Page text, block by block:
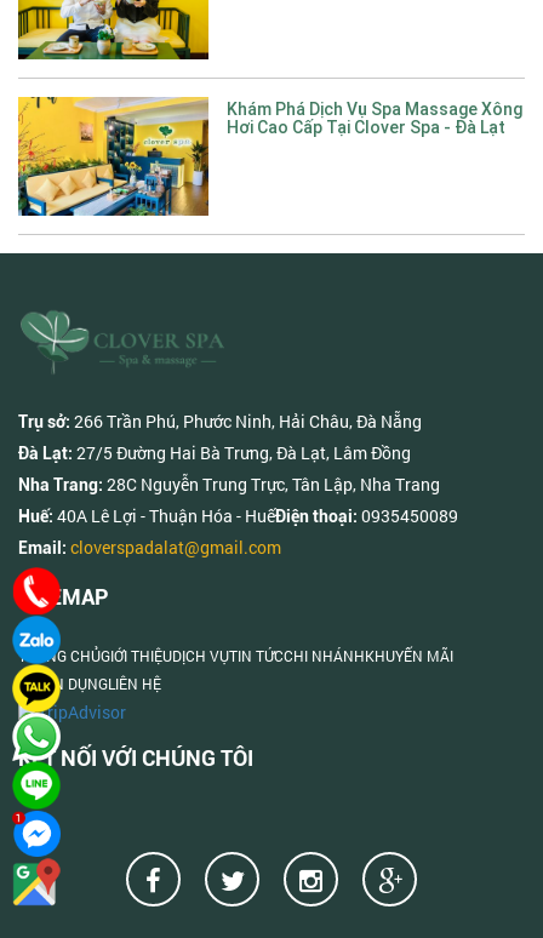
Khám Phá Dịch Vụ Spa Massage Xông
Hơi Cao Cấp Tại Clover Spa - Đà Lạt
Trụ sở: 266 Trần Phú, Phước Ninh, Hải Châu, Đà Nẵng
Đà Lạt: 27/5 Đường Hai Bà Trưng, Đà Lạt, Lâm Đồng
Nha Trang: 28C Nguyễn Trung Trực, Tân Lập, Nha Trang
Huế: 40A Lê Lợi - Thuận Hóa - HuếĐiện thoại: 0935450089
Email: cloverspadalat@gmail.com
SITEMAP
TRANG CHỦGIỚI THIỆUDỊCH VỤTIN TỨCCHI NHÁNHKHUYẾN MÃI
TUYỂN DỤNGLIÊN HỆ
KẾT NỐI VỚI CHÚNG TÔI